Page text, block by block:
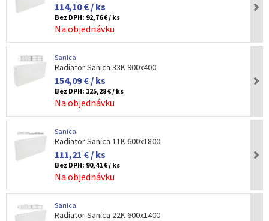
114,10 € / ks
Bez DPH: 92,76 € / ks
Na objednávku
Sanica
Radiator Sanica 33K 900x400
154,09 € / ks
Bez DPH: 125,28 € / ks
Na objednávku
Sanica
Radiator Sanica 11K 600x1800
111,21 € / ks
Bez DPH: 90,41 € / ks
Na objednávku
Sanica
Radiator Sanica 22K 600x1400